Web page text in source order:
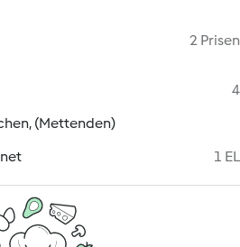
2 Prisen
4
(Mettenden)
1 EL